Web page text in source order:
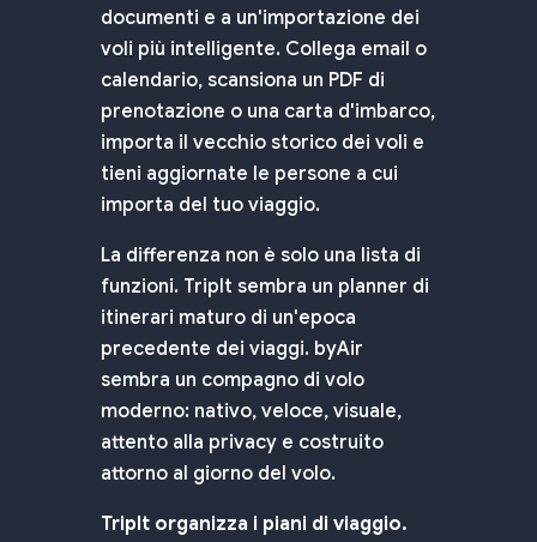
documenti e a un'importazione dei
voli più intelligente. Collega email o
calendario, scansiona un PDF di
prenotazione o una carta d'imbarco,
importa il vecchio storico dei voli e
tieni aggiornate le persone a cui
importa del tuo viaggio.
La differenza non è solo una lista di
funzioni. TripIt sembra un planner di
itinerari maturo di un'epoca
precedente dei viaggi. byAir
sembra un compagno di volo
moderno: nativo, veloce, visuale,
attento alla privacy e costruito
attorno al giorno del volo.
TripIt organizza i piani di viaggio.